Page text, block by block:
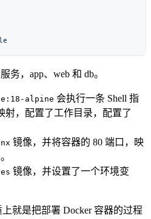
务，app、web 和 db。
alpine 会执行一条 Shell 指
射，配置了工作目录，配置了
镜像，并将容器的 80 端口，映
镜像，并设置了一个环境变
上就是把部署 Docker 容器的过程